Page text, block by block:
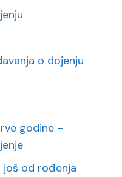
o dojenju
godine –
još od rođenja